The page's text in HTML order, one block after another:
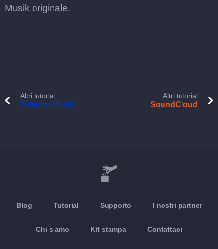
Musik originale.
Altri tutorial
Telmore Musik
Altri tutorial
SoundCloud
Blog Tutorial Supporto I nostri partner
Chi siamo Kit stampa Contattaci